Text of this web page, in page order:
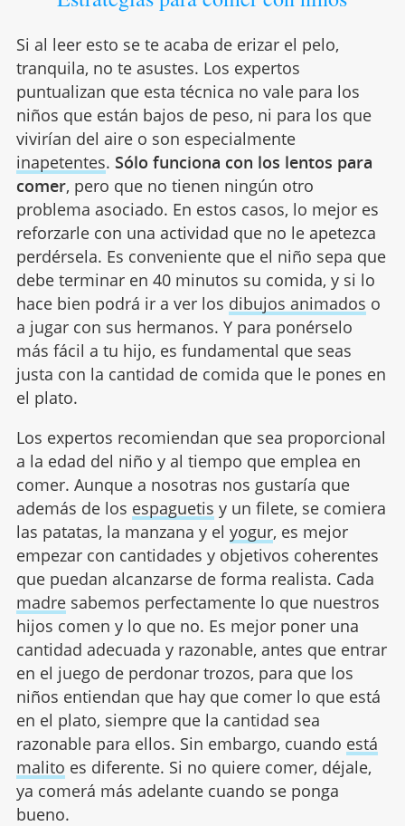
Si al leer esto se te acaba de erizar el pelo,
tranquila, no te asustes. Los expertos
puntualizan que esta técnica no vale para los
niños que están bajos de peso, ni para los que
vivirían del aire o son especialmente
inapetentes. Sólo funciona con los lentos para
comer, pero que no tienen ningún otro
problema asociado. En estos casos, lo mejor es
reforzarle con una actividad que no le apetezca
perdérsela. Es conveniente que el niño sepa que
debe terminar en 40 minutos su comida, y si lo
hace bien podrá ir a ver los dibujos animados o
a jugar con sus hermanos. Y para ponérselo
más fácil a tu hijo, es fundamental que seas
justa con la cantidad de comida que le pones en
el plato.
Los expertos recomiendan que sea proporcional
a la edad del niño y al tiempo que emplea en
comer. Aunque a nosotras nos gustaría que
además de los espaguetis y un filete, se comiera
las patatas, la manzana y el yogur, es mejor
empezar con cantidades y objetivos coherentes
que puedan alcanzarse de forma realista. Cada
madresabemos perfectamente lo que nuestros
hijos comen y lo que no. Es mejor poner una
cantidad adecuada y razonable, antes que entrar
en el juego de perdonar trozos, para que los
niños entiendan que hay que comer lo que está
en el plato, siempre que la cantidad sea
razonable para ellos. Sin embargo, cuando está
malito es diferente. Si no quiere comer, déjale,
ya comerá más adelante cuando se ponga
bueno.